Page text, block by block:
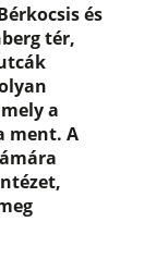
és
tér,
a
ment. A